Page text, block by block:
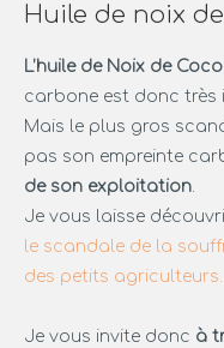
Huile de noix
L’huile de Noix de
carbone est donc très
Mais le plus gros
pas son empreinte
de son exploitation.
Je vous laisse
le scandale de la
des petits agriculteurs.
Je vous invite donc à